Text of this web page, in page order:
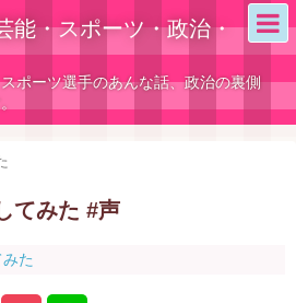
能・スポーツ・政治・
ポーツ選手のあんな話、政治の裏側
てみた #声
た